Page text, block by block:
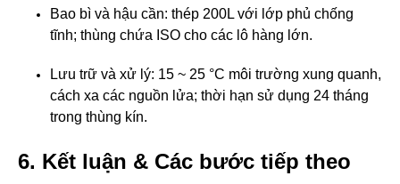
Bao bì và hậu cần: thép 200L với lớp phủ chống
tĩnh; thùng chứa ISO cho các lô hàng lớn.
Lưu trữ và xử lý: 15 ~ 25 °C môi trường xung quanh,
cách xa các nguồn lửa; thời hạn sử dụng 24 tháng
trong thùng kín.
6. Kết luận & Các bước tiếp theo